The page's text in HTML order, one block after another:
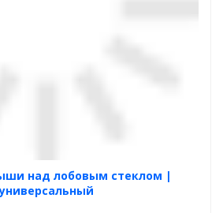
над лобовым стеклом |
универсальный